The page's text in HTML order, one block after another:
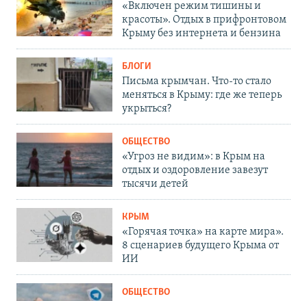
«Включен режим тишины и
красоты». Отдых в прифронтовом
Крыму без интернета и бензина
БЛОГИ
Письма крымчан. Что-то стало
меняться в Крыму: где же теперь
укрыться?
ОБЩЕСТВО
«Угроз не видим»: в Крым на
отдых и оздоровление завезут
тысячи детей
КРЫМ
«Горячая точка» на карте мира».
8 сценариев будущего Крыма от
ИИ
ОБЩЕСТВО